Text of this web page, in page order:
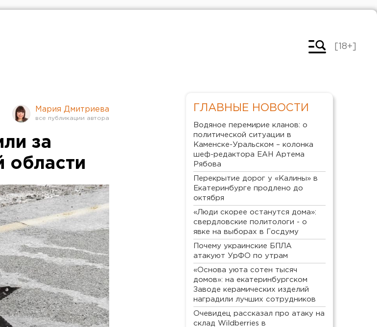
[18+]
Мария Дмитриева
за
области
ГЛАВНЫЕ НОВОСТИ
Водяное перемирие кланов: о
политической ситуации в
Каменске-Уральском – колонка
шеф-редактора ЕАН Артема
Рябова
Перекрытие дорог у «Калины» в
Екатеринбурге продлено до
октября
«Люди скорее останутся дома»:
свердловские политологи - о
явке на выборах в Госдуму
Почему украинские БПЛА
атакуют УрФО по утрам
«Основа уюта сотен тысяч
домов»: на екатеринбургском
Заводе керамических изделий
наградили лучших сотрудников
Очевидец рассказал про атаку на
склад Wildberries в